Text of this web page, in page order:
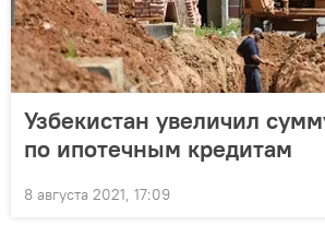
Узбекистан увеличил
по ипотечным кредитам
8 августа 2021, 17:09